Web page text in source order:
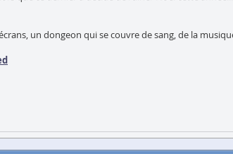
un dongeon qui se couvre de sang, de la